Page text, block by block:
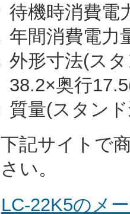
待機時消費電
年間消費電力
外形寸法(ス
38.2×奥行
質量(スタン
下記サイトで
さい。
LC-22K5のメ